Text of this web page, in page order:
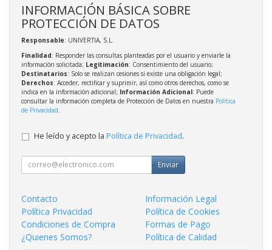
INFORMACIÓN BÁSICA SOBRE
PROTECCIÓN DE DATOS
Responsable: UNIVERTIA, S.L.
Finalidad: Responder las consultas planteadas por el usuario y enviarle la
información solicitada; Legitimación: Consentimiento del usuario;
Destinatarios: Solo se realizan cesiones si existe una obligación legal;
Derechos: Acceder, rectificar y suprimir, así como otros derechos, como se
indica en la información adicional; Información Adicional: Puede
consultar la información completa de Protección de Datos en nuestra Política
de Privacidad
He leído y acepto la Política de Privacidad.
Enviar
Contacto
Información Legal
Política Privacidad
Política de Cookies
Condiciones de Compra
Formas de Pago
¿Quienes Somos?
Política de Calidad